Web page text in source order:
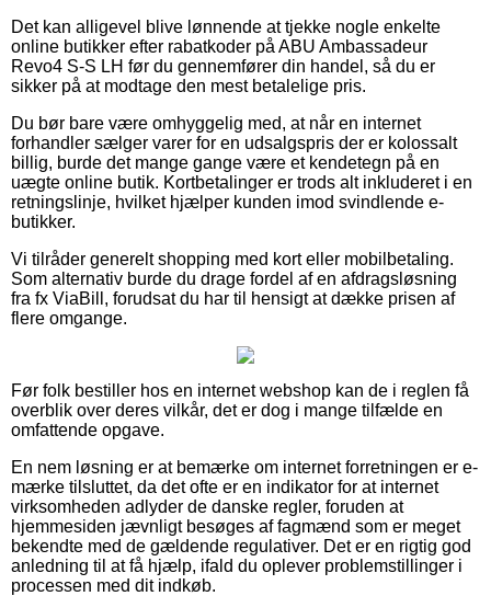
Det kan alligevel blive lønnende at tjekke nogle enkelte
online butikker efter rabatkoder på ABU Ambassadeur
Revo4 S-S LH før du gennemfører din handel, så du er
sikker på at modtage den mest betalelige pris.
Du bør bare være omhyggelig med, at når en internet
forhandler sælger varer for en udsalgspris der er kolossalt
billig, burde det mange gange være et kendetegn på en
uægte online butik. Kortbetalinger er trods alt inkluderet i en
retningslinje, hvilket hjælper kunden imod svindlende e-
butikker.
Vi tilråder generelt shopping med kort eller mobilbetaling.
Som alternativ burde du drage fordel af en afdragsløsning
fra fx ViaBill, forudsat du har til hensigt at dække prisen af
flere omgange.
Før folk bestiller hos en internet webshop kan de i reglen få
overblik over deres vilkår, det er dog i mange tilfælde en
omfattende opgave.
En nem løsning er at bemærke om internet forretningen er e-
mærke tilsluttet, da det ofte er en indikator for at internet
virksomheden adlyder de danske regler, foruden at
hjemmesiden jævnligt besøges af fagmænd som er meget
bekendte med de gældende regulativer. Det er en rigtig god
anledning til at få hjælp, ifald du oplever problemstillinger i
processen med dit indkøb.